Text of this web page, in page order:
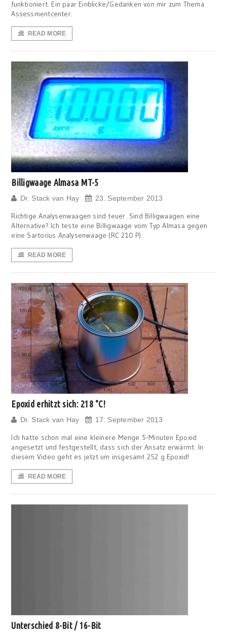
funktioniert. Ein paar Einblicke/Gedanken von mir zum Thema
Assessmentcenter.
READ MORE
Billigwaage Almasa MT-5
Dr. Stack van Hay 23. September 2013
Richtige Analysenwaagen sind teuer. Sind Billigwaagen eine
Alternative? Ich teste eine Billigwaage vom Typ Almasa gegen
eine Sartorius Analysenwaage (RC 210 P).
READ MORE
Epoxid erhitzt sich: 218 °C!
Dr. Stack van Hay 17. September 2013
Ich hatte schon mal eine kleinere Menge 5-Minuten Epoxid
angesetzt und festgestellt, dass sich der Ansatz erwärmt. In
diesem Video geht es jetzt um insgesamt 252 g Epoxid!
READ MORE
Unterschied 8-Bit / 16-Bit